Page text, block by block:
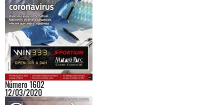
Número 1602
12/03/2020